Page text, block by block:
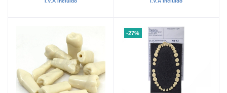
-27%